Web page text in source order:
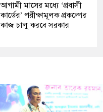
আগামী মাসের মধ্যে ‘প্রবাসী
কার্ডের’ পরীক্ষামূলক প্রকল্পের
কাজ চালু করবে সরকার